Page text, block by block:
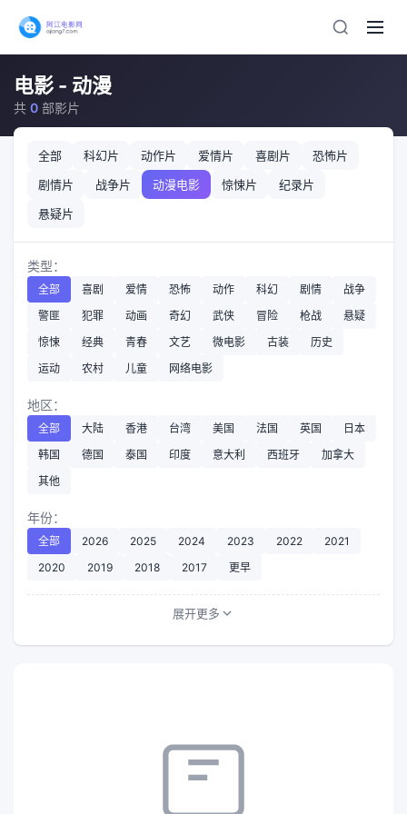
电影 - 动漫
共 0 部影片
全部 科幻片 动作片 爱情片 喜剧片
恐怖片
剧情片
战争片 动漫电影 惊悚片
纪录片
悬疑片
类型：
全部 喜剧 爱情 恐怖 动作 科幻 剧情
战争
警匪
犯罪 动画 奇幻 武侠 冒险 枪战
悬疑
惊悚
经典 青春 文艺 微电影 古装
历史
运动
农村 儿童 网络电影
地区：
全部 大陆 香港 台湾 美国 法国 英国
日本
韩国
德国 泰国 印度 意大利 西班牙
加拿大
其他
年份：
全部 2026 2025 2024 2023 2022
2021
2020
2019 2018 2017 更早
展开更多